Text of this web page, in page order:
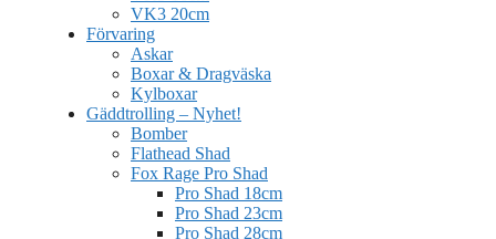
VK3 20cm
Förvaring
Askar
Boxar & Dragväska
Kylboxar
Gäddtrolling – Nyhet!
Bomber
Flathead Shad
Fox Rage Pro Shad
Pro Shad 18cm
Pro Shad 23cm
Pro Shad 28cm